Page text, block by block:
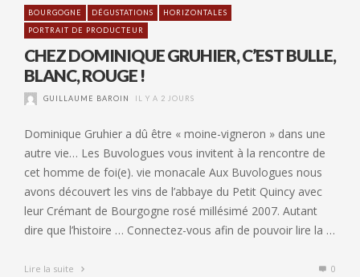
BOURGOGNE DÉGUSTATIONS
HORIZONTALES
PORTRAIT DE PRODUCTEUR
CHEZ DOMINIQUE GRUHIER, C’EST BULLE,
BLANC, ROUGE !
GUILLAUME BAROIN IL Y A 2 JOURS
Dominique Gruhier a dû être « moine-vigneron » dans une
autre vie… Les Buvologues vous invitent à la rencontre de
cet homme de foi(e). vie monacale Aux Buvologues nous
avons découvert les vins de l’abbaye du Petit Quincy avec
leur Crémant de Bourgogne rosé millésimé 2007. Autant
dire que l’histoire … Connectez-vous afin de pouvoir lire la …
Lire la suite 0